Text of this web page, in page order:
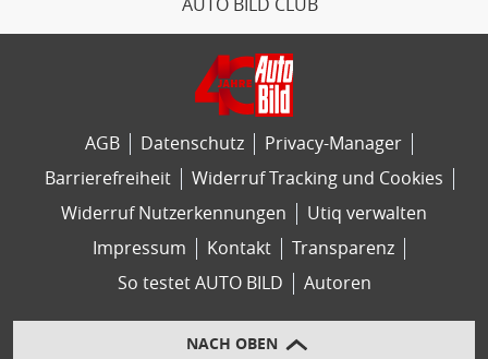
AUTO BILD CLUB
AGB Datenschutz
Privacy-Manager
Barrierefreiheit
Widerruf Tracking und Cookies
Widerruf Nutzerkennungen
Utiq verwalten
Impressum
Kontakt
Transparenz
So testet AUTO BILD
Autoren
NACH OBEN